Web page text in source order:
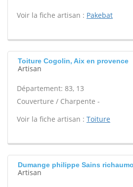
Voir la fiche artisan : Pakebat
Toiture Cogolin, Aix en provence
Artisan
Département: 83, 13
Couverture / Charpente -
Voir la fiche artisan : Toiture
Dumange philippe Sains
Artisan